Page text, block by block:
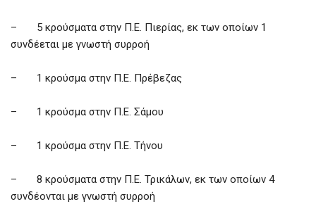
– 5 κρούσματα στην Π.Ε. Πιερίας, εκ των οποίων 1
συνδέεται με γνωστή συρροή
– 1 κρούσμα στην Π.Ε. Πρέβεζας
– 1 κρούσμα στην Π.Ε. Σάμου
– 1 κρούσμα στην Π.Ε. Τήνου
– 8 κρούσματα στην Π.Ε. Τρικάλων, εκ των οποίων 4
συνδέονται με γνωστή συρροή